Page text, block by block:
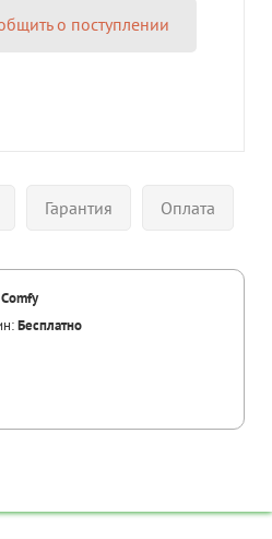
о поступлении
Гарантия Оплата
Бесплатно